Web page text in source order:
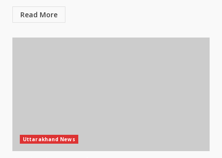
Read More
Uttarakhand News